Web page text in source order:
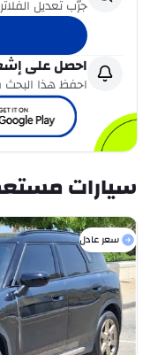
جرّب تعديل
احصل على
احفظ هذا
سيارات
سعر عادل